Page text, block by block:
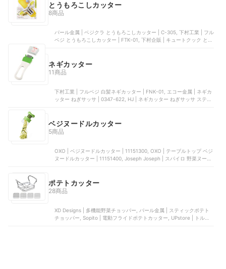
とうもろこしカッター
8商品
パール金属 | ベジクラ とうもろこしカッター | C-305, 下村工業 | フル
ベジ とうもろこしカッター | FTK-01, 下村企販 | キュートクック とう
ネギカッター
11商品
下村工業 | フルベジ 白髪ネギカッター | FNK-01, エコー金属 | ネギカ
ッター ねぎサッサ | 0347-622, HJ | ネギカッター ねぎサッサ ステン
ベジヌードルカッター
5商品
OXO | ベジヌードルカッター | 11151300, OXO | テーブルトップ ベジ
ヌードルカッター | 11151400, Joseph Joseph | スパイロ 野菜ヌード
ポテトカッター
28商品
XD Designs | 多機能野菜チョッパー, パール金属 | スティックポテト
チョッパー, Sopito | 電動フライドポテトカッター, UPstore | トルネ